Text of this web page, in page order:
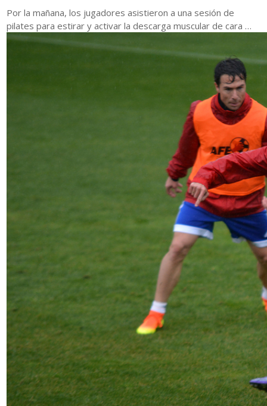
Por la mañana, los jugadores asistieron a una sesión de
pilates para estirar y activar la descarga muscular de cara …